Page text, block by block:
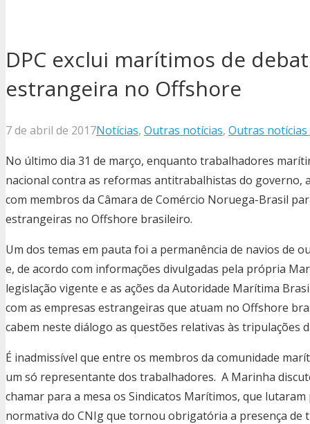
DPC exclui marítimos de
estrangeira no Offshore
7 de abril de 2017Notícias, Outras notícias, Outras
No último dia 31 de março, enquanto trabalhadores
nacional contra as reformas antitrabalhistas do governo,
com membros da Câmara de Comércio Noruega-Brasil
estrangeiras no Offshore brasileiro.
Um dos temas em pauta foi a permanência de navios de
e, de acordo com informações divulgadas pela própria
legislação vigente e as ações da Autoridade Marítima
com as empresas estrangeiras que atuam no Offshore
cabem neste diálogo as questões relativas às tripulações
É inadmissível que entre os membros da comunidade
um só representante dos trabalhadores. A Marinha
chamar para a mesa os Sindicatos Marítimos, que
normativa do CNIg que tornou obrigatória a presença